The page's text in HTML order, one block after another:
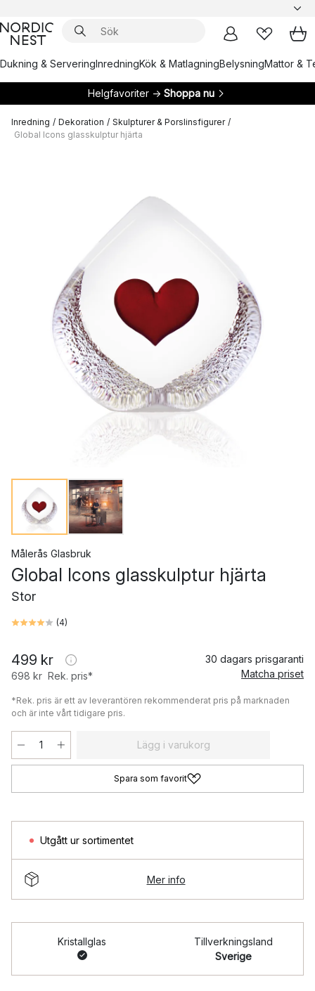
Dukning & ServeringInredningKök & MatlagningBelysningMattor &
Helgfavoriter → Shoppa nu
Inredning / Dekoration / Skulpturer & Porslinsfigurer /
Global Icons glasskulptur hjärta
Målerås Glasbruk
Global Icons glasskulptur hjärta
Stor
(4)
499 kr
698 kr Rek. pris*
30 dagars prisgaranti
Matcha priset
*Rek. pris är ett av leverantören rekommenderat pris på marknaden
och är inte vårt tidigare pris.
Lägg i varukorg
Spara som favorit
Utgått ur sortimentet
Mer info
Kristallglas
Tillverkningsland
Sverige